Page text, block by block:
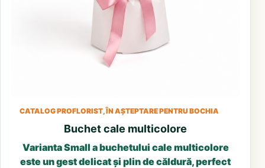
CATALOG PROFLORIST, ÎN AȘTEPTARE PENTRU BOCHIA
Buchet cale multicolore
Varianta Small a buchetului cale multicolore
este un gest delicat și plin de căldură, perfect